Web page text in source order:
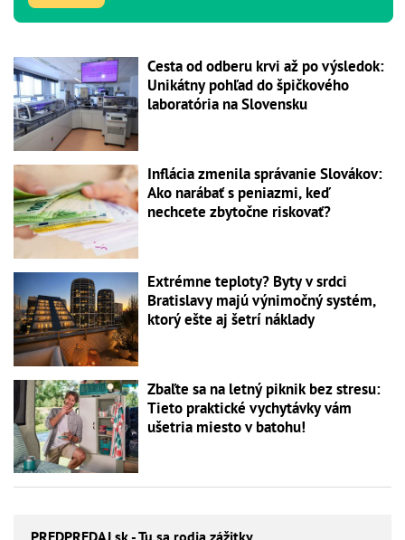
Cesta od odberu krvi až po výsledok:
Unikátny pohľad do špičkového
laboratória na Slovensku
Inflácia zmenila správanie Slovákov:
Ako narábať s peniazmi, keď
nechcete zbytočne riskovať?
Extrémne teploty? Byty v srdci
Bratislavy majú výnimočný systém,
ktorý ešte aj šetrí náklady
Zbaľte sa na letný piknik bez stresu:
Tieto praktické vychytávky vám
ušetria miesto v batohu!